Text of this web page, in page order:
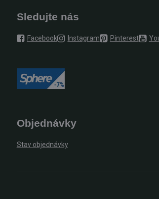
Sledujte nás
Facebook Instagram Pinterest
Objednávky
Stav objednávky